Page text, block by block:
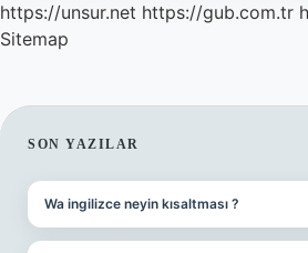
https://unsur.net https://gub.com.tr
Sitemap
SIDEBAR
SON YAZILAR
Wa ingilizce neyin kısaltması ?